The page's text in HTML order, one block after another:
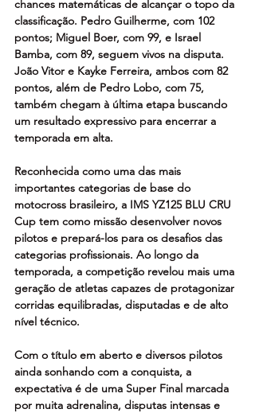
chances matemáticas de alcançar o topo da
classificação. Pedro Guilherme, com 102
pontos; Miguel Boer, com 99, e Israel
Bamba, com 89, seguem vivos na disputa.
João Vitor e Kayke Ferreira, ambos com 82
pontos, além de Pedro Lobo, com 75,
também chegam à última etapa buscando
um resultado expressivo para encerrar a
temporada em alta.
Reconhecida como uma das mais
importantes categorias de base do
motocross brasileiro, a IMS YZ125 BLU CRU
Cup tem como missão desenvolver novos
pilotos e prepará-los para os desafios das
categorias profissionais. Ao longo da
temporada, a competição revelou mais uma
geração de atletas capazes de protagonizar
corridas equilibradas, disputadas e de alto
nível técnico.
Com o título em aberto e diversos pilotos
ainda sonhando com a conquista, a
expectativa é de uma Super Final marcada
por muita adrenalina, disputas intensas e